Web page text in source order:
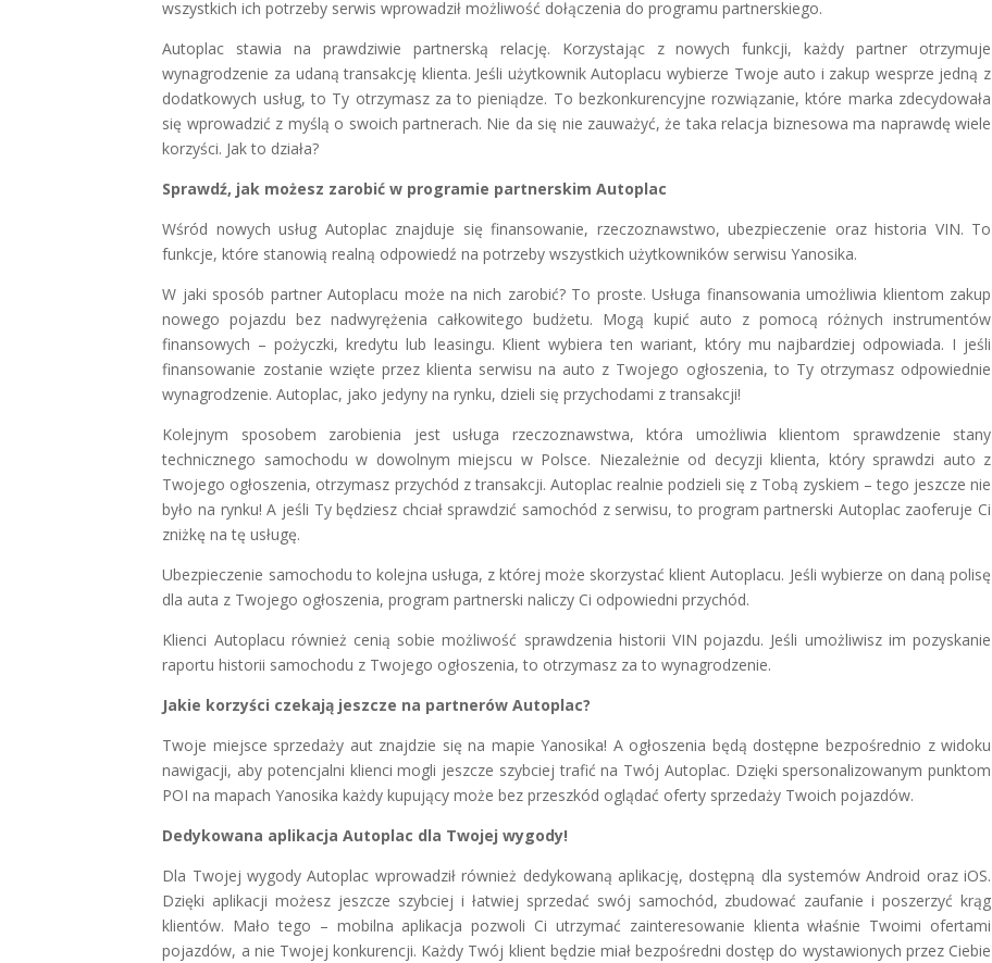
wszystkich ich potrzeby serwis wprowadził możliwość dołączenia do programu partnerskiego.
Autoplac stawia na prawdziwie partnerską relację. Korzystając z nowych funkcji, każdy partner otrzymuje
wynagrodzenie za udaną transakcję klienta. Jeśli użytkownik Autoplacu wybierze Twoje auto i zakup wesprze jedną z
dodatkowych usług, to Ty otrzymasz za to pieniądze. To bezkonkurencyjne rozwiązanie, które marka zdecydowała
się wprowadzić z myślą o swoich partnerach. Nie da się nie zauważyć, że taka relacja biznesowa ma naprawdę wiele
korzyści. Jak to działa?
Sprawdź, jak możesz zarobić w programie partnerskim Autoplac
Wśród nowych usług Autoplac znajduje się finansowanie, rzeczoznawstwo, ubezpieczenie oraz historia VIN. To
funkcje, które stanowią realną odpowiedź na potrzeby wszystkich użytkowników serwisu Yanosika.
W jaki sposób partner Autoplacu może na nich zarobić? To proste. Usługa finansowania umożliwia klientom zakup
nowego pojazdu bez nadwyrężenia całkowitego budżetu. Mogą kupić auto z pomocą różnych instrumentów
finansowych – pożyczki, kredytu lub leasingu. Klient wybiera ten wariant, który mu najbardziej odpowiada. I jeśli
finansowanie zostanie wzięte przez klienta serwisu na auto z Twojego ogłoszenia, to Ty otrzymasz odpowiednie
wynagrodzenie. Autoplac, jako jedyny na rynku, dzieli się przychodami z transakcji!
Kolejnym sposobem zarobienia jest usługa rzeczoznawstwa, która umożliwia klientom sprawdzenie stany
technicznego samochodu w dowolnym miejscu w Polsce. Niezależnie od decyzji klienta, który sprawdzi auto z
Twojego ogłoszenia, otrzymasz przychód z transakcji. Autoplac realnie podzieli się z Tobą zyskiem – tego jeszcze nie
było na rynku! A jeśli Ty będziesz chciał sprawdzić samochód z serwisu, to program partnerski Autoplac zaoferuje Ci
zniżkę na tę usługę.
Ubezpieczenie samochodu to kolejna usługa, z której może skorzystać klient Autoplacu. Jeśli wybierze on daną polisę
dla auta z Twojego ogłoszenia, program partnerski naliczy Ci odpowiedni przychód.
Klienci Autoplacu również cenią sobie możliwość sprawdzenia historii VIN pojazdu. Jeśli umożliwisz im pozyskanie
raportu historii samochodu z Twojego ogłoszenia, to otrzymasz za to wynagrodzenie.
Jakie korzyści czekają jeszcze na partnerów Autoplac?
Twoje miejsce sprzedaży aut znajdzie się na mapie Yanosika! A ogłoszenia będą dostępne bezpośrednio z widoku
nawigacji, aby potencjalni klienci mogli jeszcze szybciej trafić na Twój Autoplac. Dzięki spersonalizowanym punktom
POI na mapach Yanosika każdy kupujący może bez przeszkód oglądać oferty sprzedaży Twoich pojazdów.
Dedykowana aplikacja Autoplac dla Twojej wygody!
Dla Twojej wygody Autoplac wprowadził również dedykowaną aplikację, dostępną dla systemów Android oraz iOS.
Dzięki aplikacji możesz jeszcze szybciej i łatwiej sprzedać swój samochód, zbudować zaufanie i poszerzyć krąg
klientów. Mało tego – mobilna aplikacja pozwoli Ci utrzymać zainteresowanie klienta właśnie Twoimi ofertami
pojazdów, a nie Twojej konkurencji. Każdy Twój klient będzie miał bezpośredni dostęp do wystawionych przez Ciebie